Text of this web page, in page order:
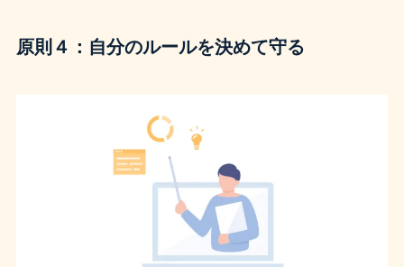
原則４：自分のルールを決めて守る